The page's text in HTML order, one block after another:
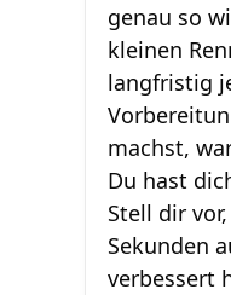
genau so
kleinen
langfristig
machst,
Du hast
Stell dir
Sekunden
verbessert